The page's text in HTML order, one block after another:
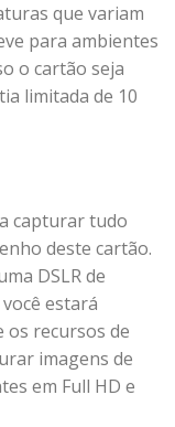
que variam
para ambientes
o cartão seja
limitada de 10
capturar tudo
deste cartão.
DSLR de
estará
os recursos de
imagens de
em Full HD e